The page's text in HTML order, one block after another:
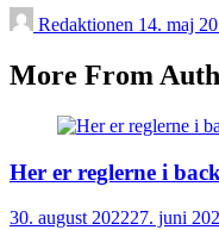
Redaktionen 14. maj
More From
Her er reglerne i
30. august 202227. juni